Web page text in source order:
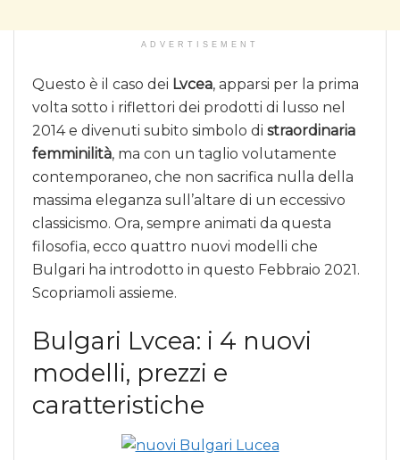
ADVERTISEMENT
Questo è il caso dei Lvcea, apparsi per la prima
volta sotto i riflettori dei prodotti di lusso nel
2014 e divenuti subito simbolo di straordinaria
femminilità, ma con un taglio volutamente
contemporaneo, che non sacrifica nulla della
massima eleganza sull’altare di un eccessivo
classicismo. Ora, sempre animati da questa
filosofia, ecco quattro nuovi modelli che
Bulgari ha introdotto in questo Febbraio 2021.
Scopriamoli assieme.
Bulgari Lvcea: i 4 nuovi
modelli, prezzi e
caratteristiche